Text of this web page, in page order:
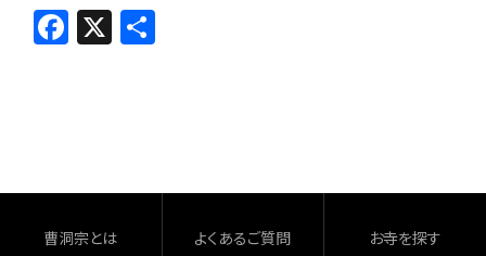
F
a
o
o
X 共
曹洞宗とは よくあるご質問 お寺を探す